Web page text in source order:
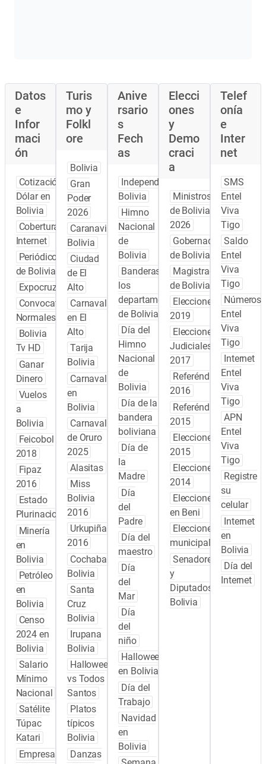
Datos
e
Infor
maci
ón
Cotización
Dólar en
Bolivia
Cobertura
Internet
Periódicos
de Bolivia
Expocruz
Convocatoria
Normales
Bolivia
Tv HD
Ganar
Dinero
Vuelos
a
Bolivia
Feicobol
2018
Fipaz
2016
Estado
Plurinacional
Minería
en
Bolivia
Petróleo
en
Bolivia
Censo
2024 en
Bolivia
Salario
Mínimo
Nacional
Satélite
Túpac
Katari
Empresas
Turis
mo y
Folkl
ore
Bolivia
Gran
Poder
2026
Caranavi
Bolivia
Ciudad
de El
Alto
Carnaval
en El
Alto
Tarija
Bolivia
Carnaval
en
Bolivia
Carnaval
de Oruro
2025
Alasitas
Miss
Bolivia
2016
Urkupiña
2016
Cochabamba
Bolivia
Santa
Cruz
Bolivia
Irupana
Bolivia
Halloween
vs Todos
Santos
Platos
típicos
Bolivia
Danzas
Anive
rsario
s
Fech
as
Independencia
Bolivia
Himno
Nacional
de
Bolivia
Banderas de
los
departamentos
de Bolivia
Día del
Himno
Nacional
de
Bolivia
Día de la
bandera
boliviana
Día de
la
Madre
Día
del
Padre
Día del
maestro
Día
del
Mar
Día
del
niño
Halloween
en Bolivia
Día del
Trabajo
Navidad
en
Bolivia
Elecci
ones
y
Demo
craci
a
Ministros
de Bolivia
2026
Gobernadores
de Bolivia
Magistrados
de Bolivia
Elecciones
2019
Elecciones
Judiciales
2017
Referéndum
2016
Referéndum
2015
Elecciones
2015
Elecciones
2014
Elecciones
en Beni
Elecciones
municipales
Senadores
y
Diputados
Bolivia
Telef
onía
e
Inter
net
SMS
Entel
Viva
Tigo
Saldo
Entel
Viva
Tigo
Números
Entel
Viva
Tigo
Internet
Entel
Viva
Tigo
APN
Entel
Viva
Tigo
Registre
su
celular
Internet
en
Bolivia
Día del
Internet